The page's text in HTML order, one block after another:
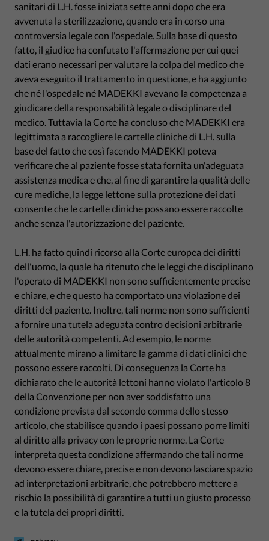
sanitari di L.H. fosse iniziata sette anni dopo che era
avvenuta la sterilizzazione, quando era in corso una
controversia legale con l'ospedale. Sulla base di questo
fatto, il giudice ha confutato l'affermazione per cui quei
dati erano necessari per valutare la colpa del medico che
aveva eseguito il trattamento in questione, e ha aggiunto
che né l'ospedale né MADEKKI avevano la competenza a
giudicare della responsabilità legale o disciplinare del
medico. Tuttavia la Corte ha concluso che MADEKKI era
legittimata a raccogliere le cartelle cliniche di L.H. sulla
base del fatto che così facendo MADEKKI poteva
verificare che al paziente fosse stata fornita un'adeguata
assistenza medica e che, al fine di garantire la qualità delle
cure mediche, la legge lettone sulla protezione dei dati
consente che le cartelle cliniche possano essere raccolte
anche senza l'autorizzazione del paziente.
L.H. ha fatto quindi ricorso alla Corte europea dei diritti
dell'uomo, la quale ha ritenuto che le leggi che disciplinano
l'operato di MADEKKI non sono sufficientemente precise
e chiare, e che questo ha comportato una violazione dei
diritti del paziente. Inoltre, tali norme non sono sufficienti
a fornire una tutela adeguata contro decisioni arbitrarie
delle autorità competenti. Ad esempio, le norme
attualmente mirano a limitare la gamma di dati clinici che
possono essere raccolti. Di conseguenza la Corte ha
dichiarato che le autorità lettoni hanno violato l'articolo 8
della Convenzione per non aver soddisfatto una
condizione prevista dal secondo comma dello stesso
articolo, che stabilisce quando i paesi possano porre limiti
al diritto alla privacy con le proprie norme. La Corte
interpreta questa condizione affermando che tali norme
devono essere chiare, precise e non devono lasciare spazio
ad interpretazioni arbitrarie, che potrebbero mettere a
rischio la possibilità di garantire a tutti un giusto processo
e la tutela dei propri diritti.